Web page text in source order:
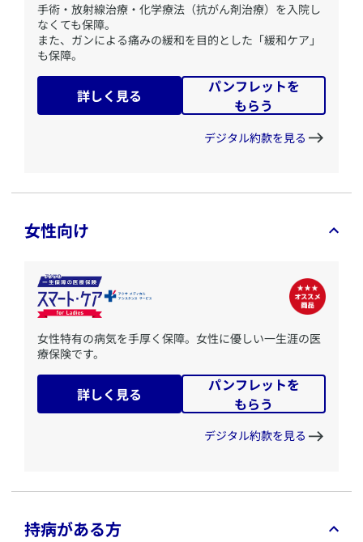
​手術・放射線治療・化学療法（抗がん剤治療）を入院し
なくても保障。
また、ガンによる痛みの緩和を目的とした「緩和ケア」
も保障。
詳しく見る
パンフレットを
もらう
デジタル約款を見る
女性向け
​女性特有の病気を手厚く保障。女性に優しい一生涯の医
療保険です。
詳しく見る
パンフレットを
もらう
デジタル約款を見る
持病がある方